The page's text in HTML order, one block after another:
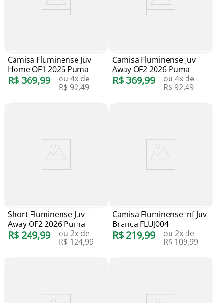
Camisa Fluminense Juv
Home OF1 2026 Puma
R$ 369,99 ou 4x de
R$ 92,49
Camisa Fluminense Juv
Away OF2 2026 Puma
R$ 369,99 ou 4x de
R$ 92,49
Short Fluminense Juv
Away OF2 2026 Puma
R$ 249,99 ou 2x de
R$ 124,99
Camisa Fluminense Inf Juv
Branca FLUJ004
R$ 219,99 ou 2x de
R$ 109,99